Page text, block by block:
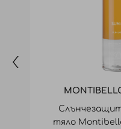
тяло